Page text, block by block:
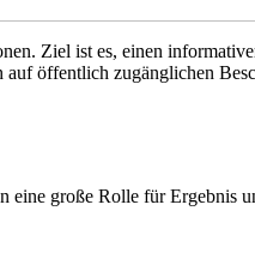
Ziel ist es, einen
öffentlich zugänglichen
eine große Rolle für Ergebnis